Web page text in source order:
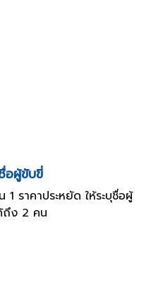
อผู้ขับขี่
ราคาประหยัด ให้ระบุชื่อผู้
ถึง 2 คน